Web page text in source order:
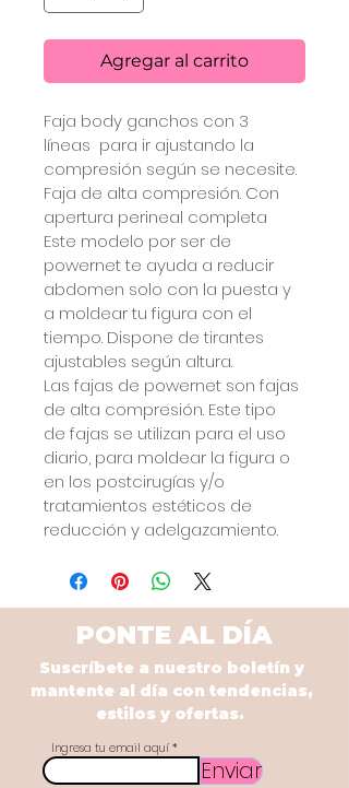
Agregar al carrito
Faja body ganchos con 3
líneas  para ir ajustando la
compresión según se necesite.
Faja de alta compresión. Con
apertura perineal completa
Este modelo por ser de
powernet te ayuda a reducir
abdomen solo con la puesta y
a moldear tu figura con el
tiempo. Dispone de tirantes
ajustables según altura.
Las fajas de powernet son fajas
de alta compresión. Este tipo
de fajas se utilizan para el uso
diario, para moldear la figura o
en los postcirugías y/o
tratamientos estéticos de
reducción y adelgazamiento.
PONTE AL DÍA
Suscríbete a nuestro boletín y
mantente al día con tendencias,
estilos y ofertas.
Ingresa tu email aquí
Enviar